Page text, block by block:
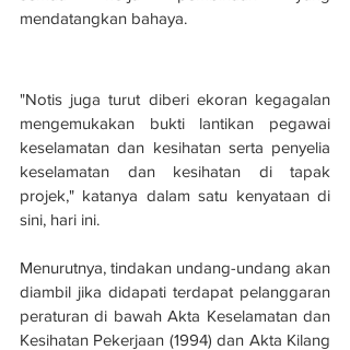
mendatangkan bahaya.
"Notis juga turut diberi ekoran kegagalan
mengemukakan bukti lantikan pegawai
keselamatan dan kesihatan serta penyelia
keselamatan dan kesihatan di tapak
projek," katanya dalam satu kenyataan di
sini, hari ini.
Menurutnya, tindakan undang-undang akan
diambil jika didapati terdapat pelanggaran
peraturan di bawah Akta Keselamatan dan
Kesihatan Pekerjaan (1994) dan Akta Kilang